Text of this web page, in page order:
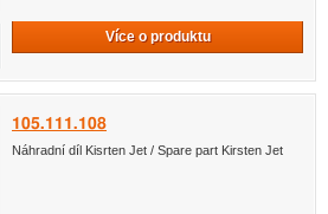
Více o produktu
105.111.108
Náhradní díl Kisrten Jet / Spare part Kirsten Jet